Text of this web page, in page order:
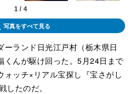
1 / 4
写真をすべて見る
ランド日光江戸村（栃木県日
くんが駆け回った。5月24日まで
ォッチ×リアル宝探し『宝さがし
したのだ。